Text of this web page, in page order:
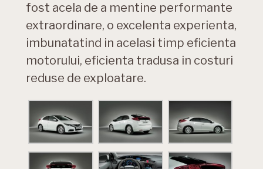
fost acela de a mentine performante
extraordinare, o excelenta experienta,
imbunatatind in acelasi timp eficienta
motorului, eficienta tradusa in costuri
reduse de exploatare.